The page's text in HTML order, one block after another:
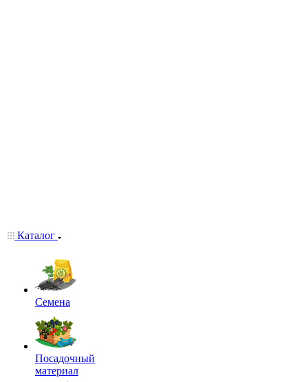
Каталог
Семена
Посадочный
материал